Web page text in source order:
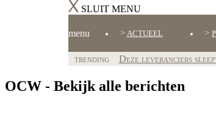
SLUIT MENU
menu ACTUEEL
trending Deze leveranciers
OCW - Bekijk alle berichten